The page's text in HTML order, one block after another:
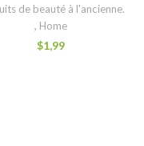
de beauté à l'ancienne.
, Home
$1,99